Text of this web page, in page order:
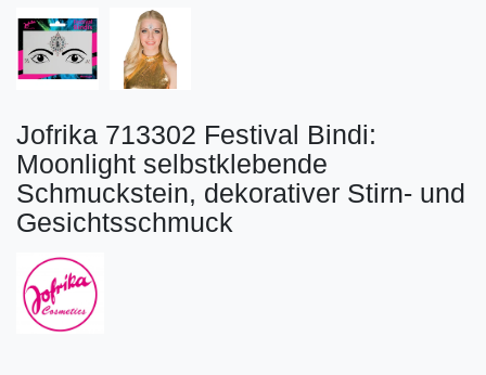
Jofrika 713302 Festival Bindi:
Moonlight selbstklebende
Schmuckstein, dekorativer Stirn- und
Gesichtsschmuck